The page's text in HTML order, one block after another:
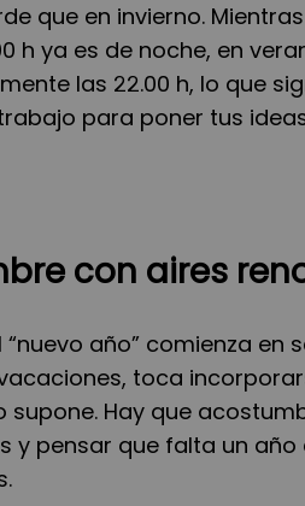
que en invierno.
h ya es de noche, en
las 22.00 h, lo que
para poner tus
con aires
año” comienza en
toca
Hay que
y pensar que falta un